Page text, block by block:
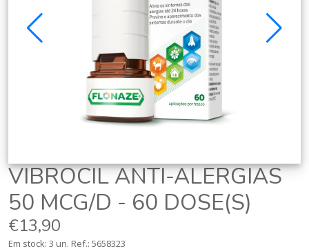
VIBROCIL ANTI-ALERGIAS
50 MCG/D - 60 DOSE(S)
€13,90
Em stock: 3 un. Ref.: 5658323